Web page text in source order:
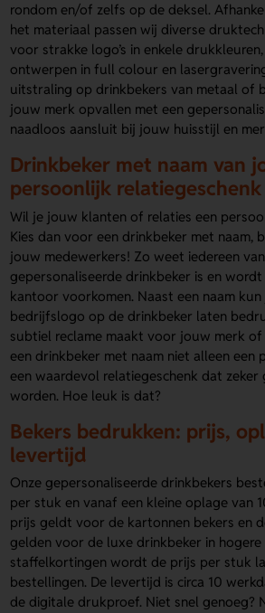
rondom en/of zelfs op de deksel.
het materiaal passen wij diverse
voor strakke logo’s in enkele
ontwerpen in full colour en
uitstraling op drinkbekers van metaal of
jouw merk opvallen met een
naadloos aansluit bij jouw huisstijl en
Drinkbeker met naam van
persoonlijk relatiegeschenk
Wil je jouw klanten of relaties een
Kies dan voor een drinkbeker met naam,
jouw medewerkers! Zo weet iedereen
gepersonaliseerde drinkbeker is en
kantoor voorkomen. Naast een naam
bedrijfslogo op de drinkbeker laten
subtiel reclame maakt voor jouw merk
een drinkbeker met naam niet alleen een
een waardevol relatiegeschenk dat
worden. Hoe leuk is dat?
Bekers bedrukken: prijs,
levertijd
Onze gepersonaliseerde drinkbekers
per stuk en vanaf een kleine oplage van
prijs geldt voor de kartonnen bekers en
gelden voor de luxe drinkbeker in hogere
staffelkortingen wordt de prijs per stuk
bestellingen. De levertijd is circa 10
de digitale drukproef. Niet snel genoeg?